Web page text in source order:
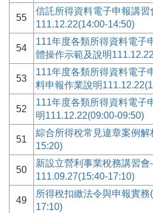
55
信託所得資料電子申報講
111.12.22(14:00-14:50)
54
111年度各類所得資料電
體操作示範及說明
53
111年度各類所得資料電子
料申報作業說明
52
111年度各類所得資料電
明111.12.22(09:00-09:50)
51
綜合所得稅常見違章案例
15:20)
50
新設立營利事業稅務講習
111.09.27(15:40-17:10)
49
所得稅扣繳法令與申報實
17:10)